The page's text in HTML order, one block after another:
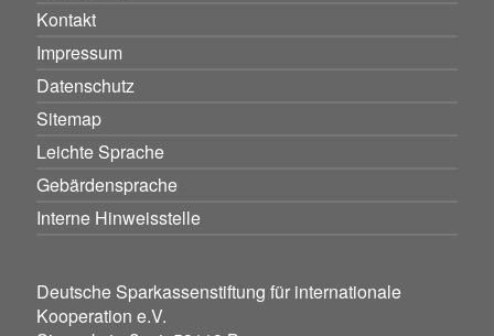
Kontakt
Impressum
Datenschutz
Sitemap
Leichte Sprache
Gebärdensprache
Interne Hinweisstelle
Deutsche Sparkassenstiftung für internationale
Kooperation e.V.